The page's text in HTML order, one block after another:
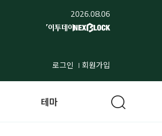
2026.08.06
로그인 회원가입
테마